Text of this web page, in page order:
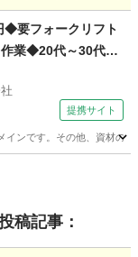
◆要フォークリフト
業◆20代～30代活
提携サイト
ンです。その他、資材の
稿記事：